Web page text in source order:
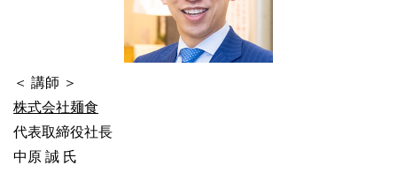
＜ 講師 ＞
株式会社麺食
代表取締役社長
中原 誠 氏